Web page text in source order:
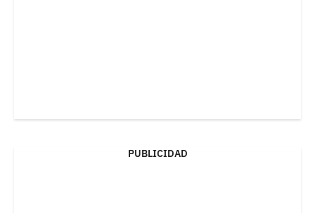
PUBLICIDAD